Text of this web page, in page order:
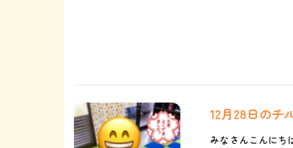
12月28日のチ
みなさんこんにち